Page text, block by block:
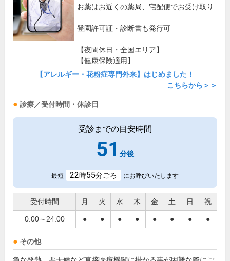
お薬はお近くの薬局、宅配便でお受け取り
登園許可証・診断書も発行可
【夜間休日・全国エリア】
【健康保険適用】
【アレルギー・花粉症専門外来】はじめました！
こちらから＞＞
診療／受付時間・休診日
受診までの目安時間
51 分後
最短 22時55分ごろ にお呼びいたします
受付時間 月 火 水 木 金 土 日 祝
0:00～24:00 ● ● ● ● ● ● ● ●
その他